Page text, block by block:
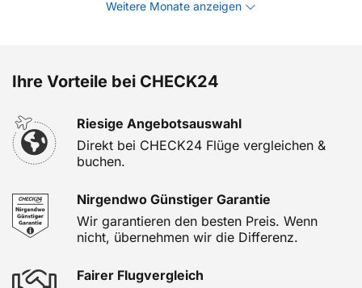
Weitere Monate anzeigen
Ihre Vorteile bei CHECK24
Riesige Angebotsauswahl
Direkt bei CHECK24 Flüge vergleichen &
buchen.
Nirgendwo Günstiger Garantie
Wir garantieren den besten Preis. Wenn
nicht, übernehmen wir die Differenz.
Fairer Flugvergleich